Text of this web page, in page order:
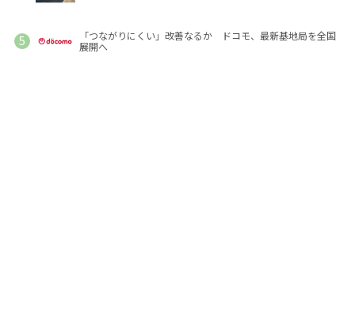
「つながりにくい」改善なるか ドコモ、最新基地局を全国
展開へ